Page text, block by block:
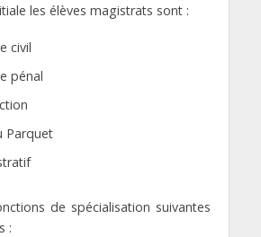
les élèves magistrats sont :
civil
pénal
Parquet
de spécialisation suivantes
: